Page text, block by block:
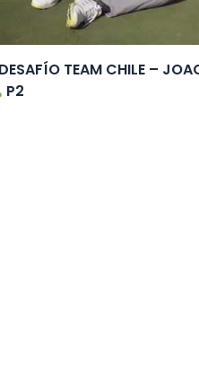
TEAM CHILE –
P2